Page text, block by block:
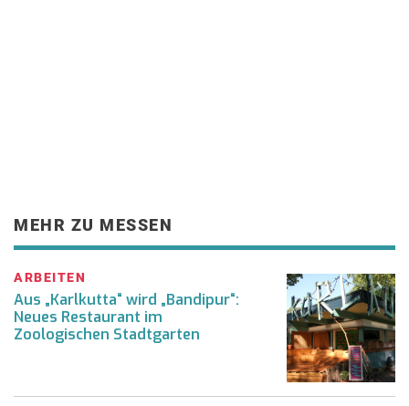
MEHR ZU MESSEN
ARBEITEN
Aus „Karlkutta“ wird „Bandipur“:
Neues Restaurant im
Zoologischen Stadtgarten